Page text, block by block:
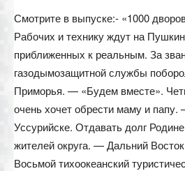
Смотрите в выпуске:- «1000
Рабочих и технику ждут на
приближенных к реальным. За
газодымозащитной службы
Приморья. — «Будем вместе».
очень хочет обрести маму и
Уссурийске. Отдавать долг
жителей округа. — Дальний
Восьмой тихоокеанский